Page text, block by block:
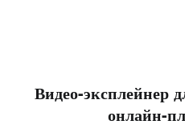
Видео-эксплейнер
онлайн-